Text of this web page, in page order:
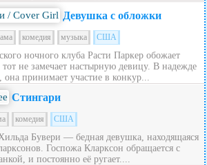
Девушка с обложки
комедия музыка США
ночного клуба Расти Паркер обожает
не замечает настырную девицу. В надежде
принимает участие в конкур...
Стингари
комедия США
Бувери — бедная девушка, находящаяся
Госпожа Кларксон обращается с
и постоянно её ругает....